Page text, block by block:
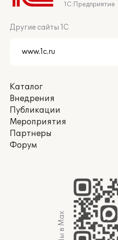
1С:Предприятие
Другие сайты 1С
Каталог
Внедрения
Публикации
Мероприятия
Партнеры
Форум
Мы в Max